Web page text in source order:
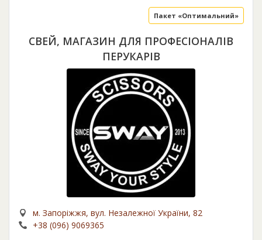
СВЕЙ, МАГАЗИН ДЛЯ ПРОФЕСІОНАЛІВ
ПЕРУКАРІВ
Пакет «Оптимальний»
м. Запоріжжя, вул. Незалежної України, 82
+38 (096) 9069365